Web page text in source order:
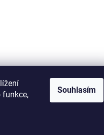
funkce,
Souhlasím